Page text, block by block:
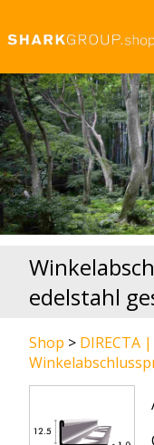
edelstahl
Shop > DIRECTA